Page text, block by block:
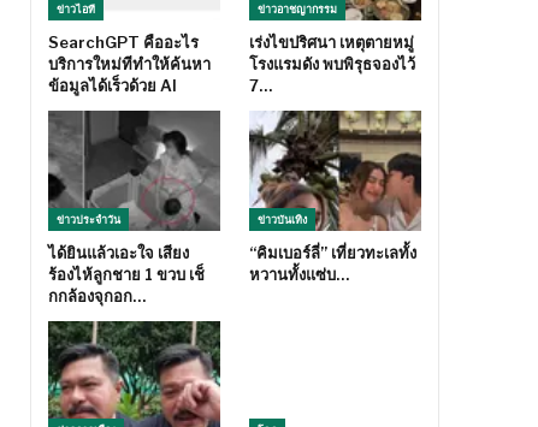
ข่าวไอที
SearchGPT คืออะไร
บริการใหม่ทีทำให้ค้นหา
ข้อมูลได้เร็วด้วย AI
ข่าวอาชญากรรม
เร่งไขปริศนา เหตุตายหมู่
โรงแรมดัง พบพิรุธจองไว้
7…
ข่าวประจำวัน
ได้ยินแล้วเอะใจ เสียง
ร้องไห้ลูกชาย 1 ขวบ เช็
กกล้องจุกอก…
ข่าวบันเทิง
“คิมเบอร์ลี่” เที่ยวทะเลทั้ง
หวานทั้งแซ่บ…